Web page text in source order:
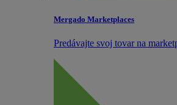
Mergado Marketplaces
Predávajte svoj tovar na